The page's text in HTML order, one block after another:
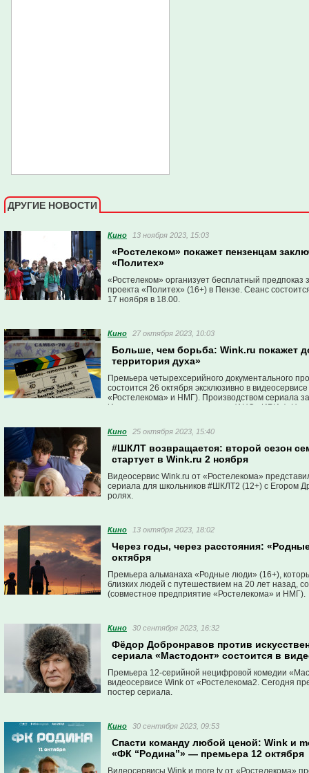
ДРУГИЕ НОВОСТИ
Кино 13 ноября 2023, 15:03
«Ростелеком» покажет пензенцам
«Политех»
«Ростелеком» организует бесплатный
проекта «Политех» (16+) в Пензе. Сеанс
17 ноября в 18.00.
Кино 27 октября 2023, 10:03
Больше, чем борьба: Wink.ru покажет
территория духа»
Премьера четырехсерийного документального
состоится 26 октября эксклюзивно в
«Ростелекома» и НМГ). Производством сериала
Института развития интернета (АНО «ИРИ»).
Кино 25 октября 2023, 15:40
#ШКЛТ возвращается: второй сезон
стартует в Wink.ru 2 ноября
Видеосервис Wink.ru от «Ростелекома»
сериала для школьников #ШКЛТ2 (12+) с Егором
ролях.
Кино 13 октября 2023, 18:02
Через годы, через расстояния:
октября
Премьера альманаха «Родные люди» (16+),
близких людей с путешествием на 20 лет назад,
(совместное предприятие «Ростелекома» и НМГ).
Кино 30 сентября 2023, 16:32
Фёдор Добронравов против
сериала «Мастодонт» состоится в
Премьера 12-серийной нецифровой комедии
видеосервисе Wink от «Ростелекома2. Сегодня
постер сериала.
Кино 30 сентября 2023, 09:53
Спасти команду любой ценой: Wink и
«ФК “Родина”» — премьера 12 октября
Видеосервисы Wink и more.tv от «Ростелекома»